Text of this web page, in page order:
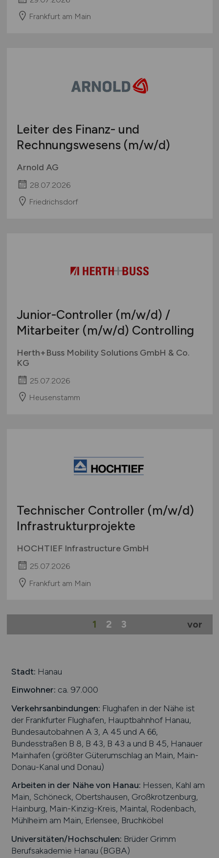
Frankfurt am Main
Leiter des Finanz- und
Rechnungswesens (m/w/d)
Arnold AG
28.07.2026
Friedrichsdorf
Junior-Controller (m/w/d) /
Mitarbeiter (m/w/d) Controlling
Herth+Buss Mobility Solutions GmbH & Co.
KG
25.07.2026
Heusenstamm
Technischer Controller (m/w/d)
Infrastrukturprojekte
HOCHTIEF Infrastructure GmbH
25.07.2026
Frankfurt am Main
1 2 3 vor
Stadt: Hanau
Einwohner: ca. 97.000
Verkehrsanbindungen: Flughafen in der Nähe ist
der Frankfurter Flughafen, Hauptbahnhof Hanau,
Bundesautobahnen A 3, A 45 und A 66,
Bundesstraßen B 8, B 43, B 43 a und B 45, Hanauer
Mainhafen (größter Güterumschlag an Main, Main-
Donau-Kanal und Donau)
Arbeiten in der Nähe von Hanau: Hessen, Kahl am
Main, Schöneck, Obertshausen, Großkrotzenburg,
Hainburg, Main-Kinzig-Kreis, Maintal, Rodenbach,
Mühlheim am Main, Erlensee, Bruchköbel
Universitäten/Hochschulen: Brüder Grimm
Berufsakademie Hanau (BGBA)